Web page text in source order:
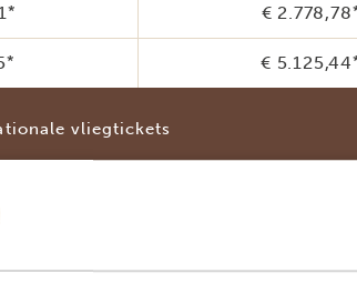
* € 2.778,78
* € 5.125,44
vliegtickets